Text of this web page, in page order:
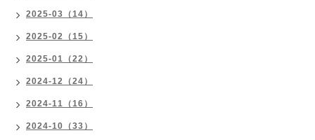
2025-03（14）
2025-02（15）
2025-01（22）
2024-12（24）
2024-11（16）
2024-10（33）